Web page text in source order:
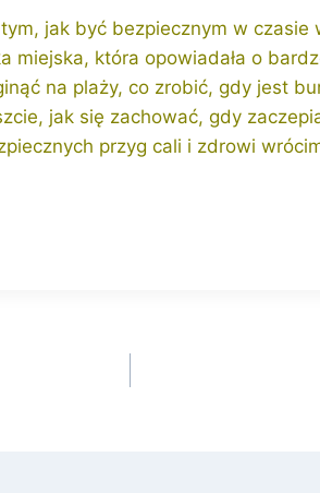
jak być bezpiecznym w czasie
miejska, która opowiadała o
na plaży, co zrobić, gdy jest
jak się zachować, gdy
przyg cali i zdrowi